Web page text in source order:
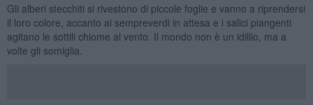
Gli alberi stecchiti si rivestono di piccole foglie e vanno a riprendersi
il loro colore, accanto ai sempreverdi in attesa e i salici piangenti
agitano le sottili chiome al vento. Il mondo non è un idillio, ma a
volte gli somiglia.